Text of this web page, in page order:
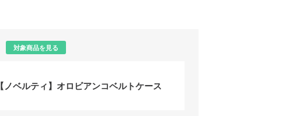
対象商品を見る
【ノベルティ】オロビアンコベルトケース